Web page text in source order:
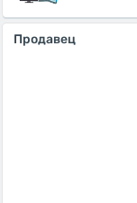
Продавец